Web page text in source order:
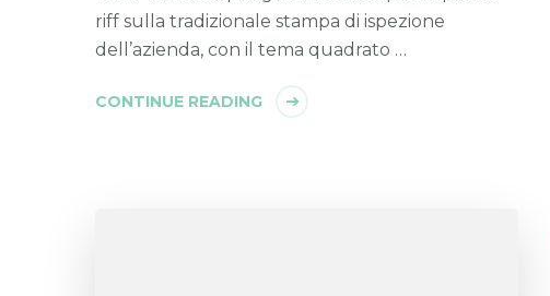
riff sulla tradizionale stampa di ispezione
dell’azienda, con il tema quadrato …
CONTINUE READING